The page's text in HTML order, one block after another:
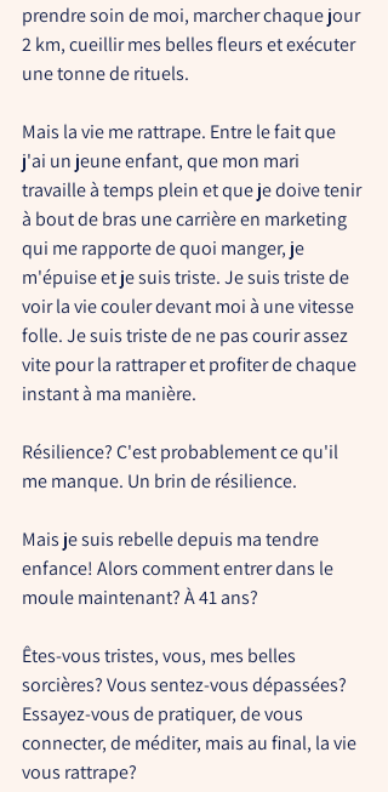
prendre soin de moi, marcher chaque jour
2 km, cueillir mes belles fleurs et exécuter
une tonne de rituels.
Mais la vie me rattrape. Entre le fait que
j'ai un jeune enfant, que mon mari
travaille à temps plein et que je doive tenir
à bout de bras une carrière en marketing
qui me rapporte de quoi manger, je
m'épuise et je suis triste. Je suis triste de
voir la vie couler devant moi à une vitesse
folle. Je suis triste de ne pas courir assez
vite pour la rattraper et profiter de chaque
instant à ma manière.
Résilience? C'est probablement ce qu'il
me manque. Un brin de résilience.
Mais je suis rebelle depuis ma tendre
enfance! Alors comment entrer dans le
moule maintenant? À 41 ans?
Êtes-vous tristes, vous, mes belles
sorcières? Vous sentez-vous dépassées?
Essayez-vous de pratiquer, de vous
connecter, de méditer, mais au final, la vie
vous rattrape?